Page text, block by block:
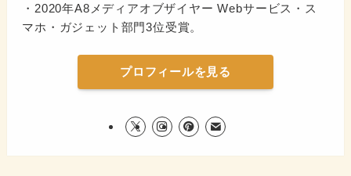
・2020年A8メディアオブザイヤー Webサービス・ス
マホ・ガジェット部門3位受賞。
プロフィールを見る